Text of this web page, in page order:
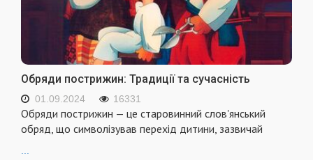
Обряди пострижин: Традиції та сучасність
01.09.2024 16331
Обряди пострижин — це старовинний слов'янський
обряд, що символізував перехід дитини, зазвичай